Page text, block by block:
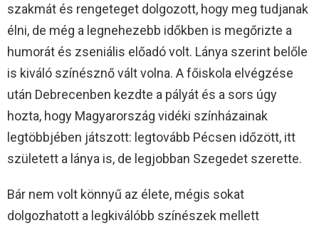
szakmát és rengeteget dolgozott, hogy meg tudjanak
élni, de még a legnehezebb időkben is megőrizte a
humorát és zseniális előadó volt. Lánya szerint belőle
is kiváló színésznő vált volna. A főiskola elvégzése
után Debrecenben kezdte a pályát és a sors úgy
hozta, hogy Magyarország vidéki színházainak
legtöbbjében játszott: legtovább Pécsen időzött, itt
született a lánya is, de legjobban Szegedet szerette.
Bár nem volt könnyű az élete, mégis sokat
dolgozhatott a legkiválóbb színészek mellett